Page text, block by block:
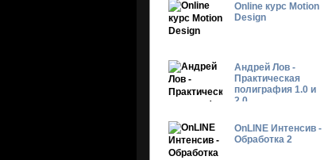
Online курс Motion
Design
Андрей Лов -
Практическая
полиграфия 1.0 и
2.0
OnLINE Интенсив -
Обработка 2